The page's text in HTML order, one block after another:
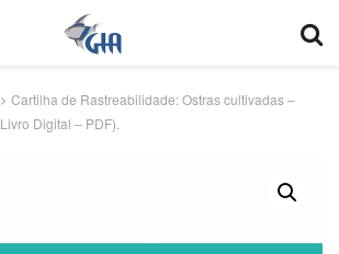
Cartilha de Rastreabilidade: Ostras cultivadas –
Digital – PDF).